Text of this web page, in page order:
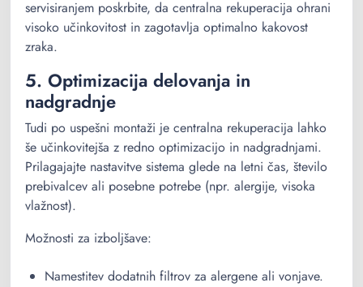
servisiranjem poskrbite, da centralna rekuperacija ohrani
visoko učinkovitost in zagotavlja optimalno kakovost
zraka.
5. Optimizacija delovanja in
nadgradnje
Tudi po uspešni montaži je centralna rekuperacija lahko
še učinkovitejša z redno optimizacijo in nadgradnjami.
Prilagajajte nastavitve sistema glede na letni čas, število
prebivalcev ali posebne potrebe (npr. alergije, visoka
vlažnost).
Možnosti za izboljšave:
Namestitev dodatnih filtrov za alergene ali vonjave.